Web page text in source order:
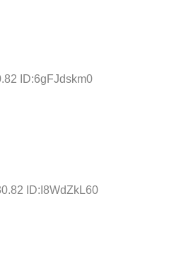
ID:6gFJdskm0
ID:I8WdZkL60